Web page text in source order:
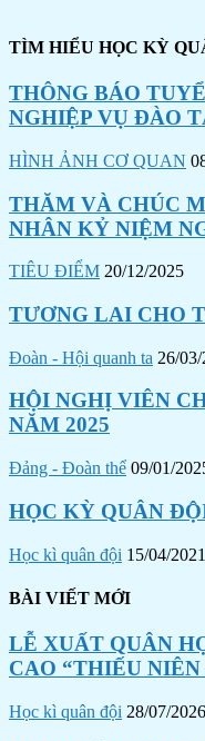
TÌM HIỂU HỌC KỲ
THÔNG BÁO
NGHIỆP VỤ ĐÀO
HÌNH ẢNH CƠ QUAN
THĂM VÀ CHÚC
NHÂN KỶ NIỆM
TIÊU ĐIỂM 20/12/2025
TƯƠNG LAI CHO
Đoàn - Hội quanh ta 26/
HỘI NGHỊ VIÊN
NĂM 2025
Đảng - Đoàn thể 09/01/
HỌC KỲ QUÂN
Học kì quân đội 15/04/2021
BÀI VIẾT MỚI
LỄ XUẤT QUÂN
CAO “THIẾU
Học kì quân đội 28/07/2026